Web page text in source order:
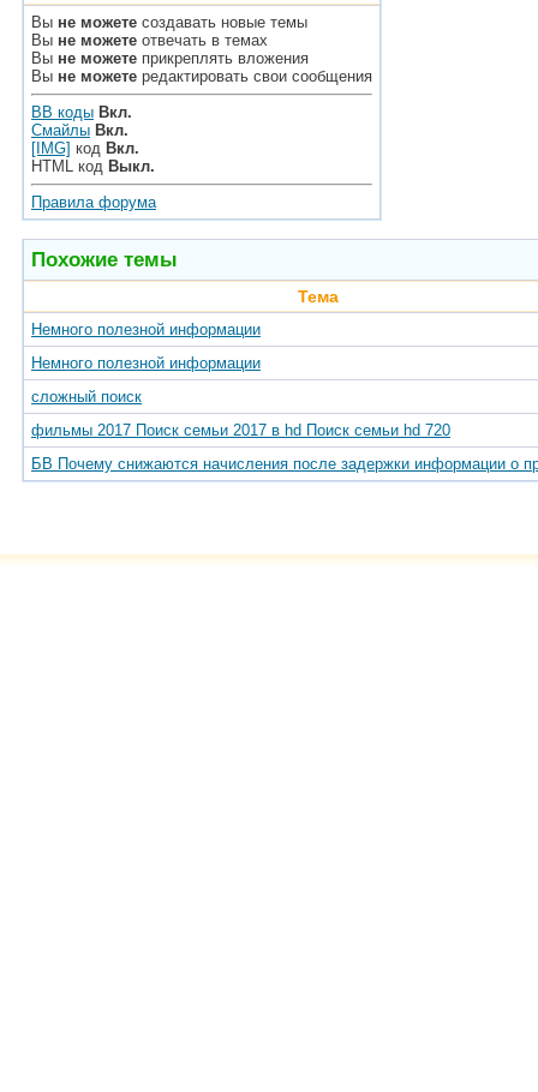
Вы не можете создавать новые темы
Вы не можете отвечать в темах
Вы не можете прикреплять вложения
Вы не можете редактировать свои сообщения
BB коды Вкл.
Смайлы Вкл.
[IMG] код Вкл.
HTML код Выкл.
Правила форума
Похожие темы
Тема
Немного полезной информации
Немного полезной информации
сложный поиск
фильмы 2017 Поиск семьи 2017 в hd Поиск семьи hd 720
БВ Почему снижаются начисления после задержки информации о